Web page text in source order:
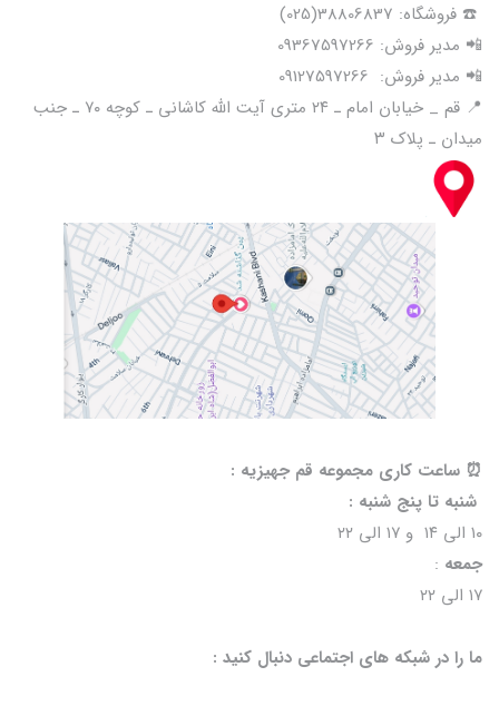
☎️ فروشگاه: 38806837(025)
📲 مدیر فروش: 09367597266
📲 مدیر فروش: 09127597266
📍 قم _ خیابان امام ـ ۲۴ متری آیت الله کاشانی ـ کوچه ۷۰ ـ جنب
میدان ـ پلاک ۳
⏰️ ساعت کاری مجموعه قم جهیزیه :
شنبه تا پنج شنبه :
۱۰ الی ۱۴ و ۱۷ الی ۲۲
جمعه :
۱۷ الی ۲۲
ما را در شبکه های اجتماعی دنبال کنید :